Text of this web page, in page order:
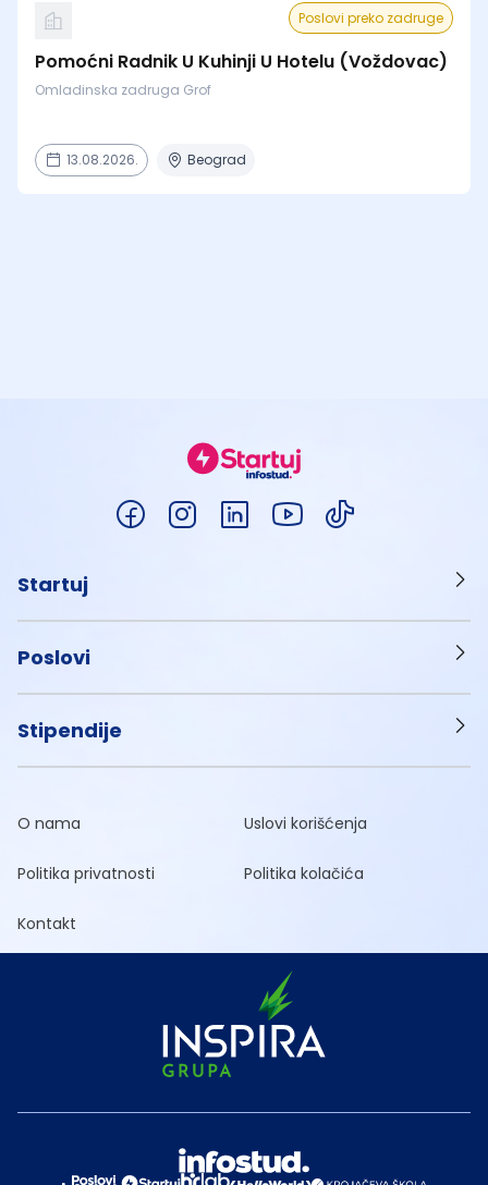
Poslovi preko zadruge
Pomoćni Radnik U Kuhinji U Hotelu (Voždovac)
Omladinska zadruga Grof
13.08.2026. Beograd
Startuj
Poslovi
Stipendije
O nama Uslovi korišćenja
Politika privatnosti Politika kolačića
Kontakt